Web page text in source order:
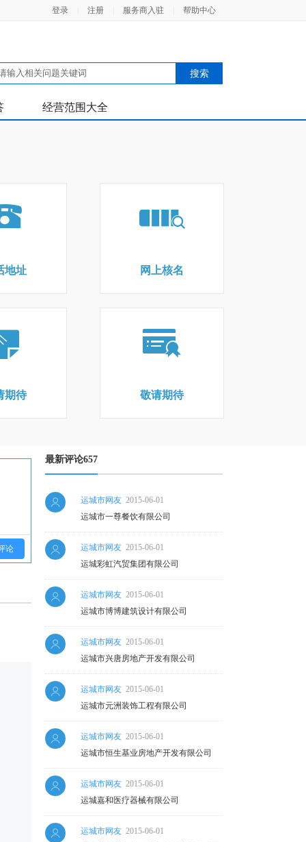
登录 注册 服务商入驻 帮助中心
经营范围大全
地址 网上核名
期待 敬请期待
论
最新评论657
运城市网友 2015-06-01
运城市一尊餐饮有限公司
运城市网友 2015-06-01
运城彩虹汽贸集团有限公司
运城市网友 2015-06-01
运城市博博建筑设计有限公司
运城市网友 2015-06-01
运城市兴唐房地产开发有限公司
运城市网友 2015-06-01
运城市元洲装饰工程有限公司
运城市网友 2015-06-01
运城市恒生基业房地产开发有限公司
运城市网友 2015-06-01
运城嘉和医疗器械有限公司
运城市网友 2015-06-01